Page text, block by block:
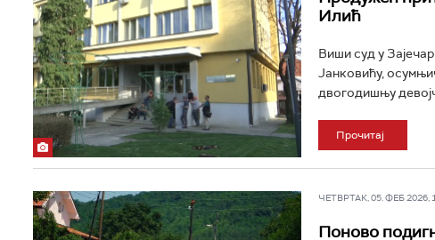
Илић
Виши суд у
Јанковићу,
двогодишњу
Прочитај
ЧЕТВРТАК, 05. ФЕБ 2026,
Поново